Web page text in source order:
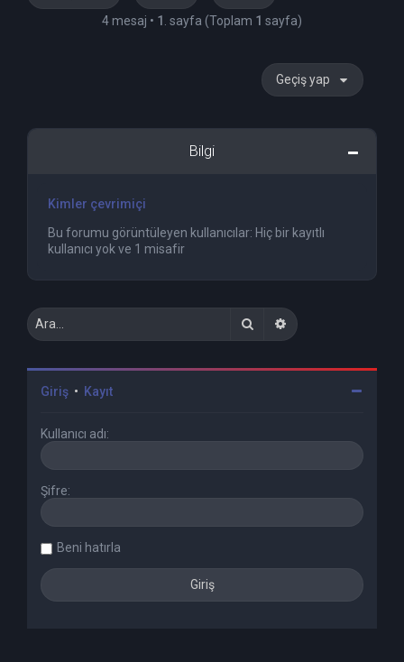
4 mesaj • 1 . sayfa (Toplam 1 sayfa)
Geçiş yap
Bilgi
Kimler çevrimiçi
Bu forumu görüntüleyen kullanıcılar: Hiç bir kayıtlı
kullanıcı yok ve 1 misafir
Gelişmiş arama
Giriş • Kayıt
Kullanıcı adı:
Şifre:
Beni hatırla